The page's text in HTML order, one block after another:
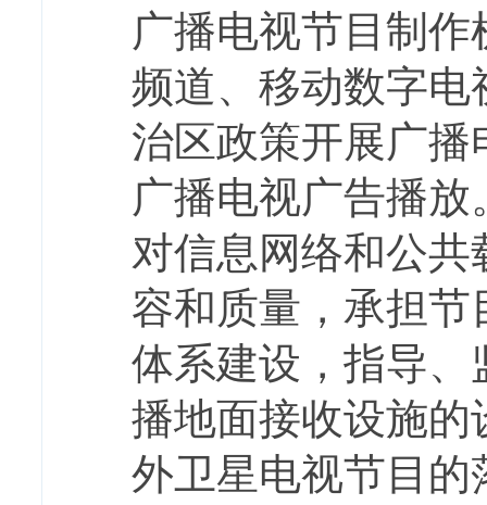
广播电视节目制
频道、移动数字
治区政策开展广
广播电视广告播
对信息网络和公
容和质量，承担
体系建设，指导
播地面接收设施
外卫星电视节目